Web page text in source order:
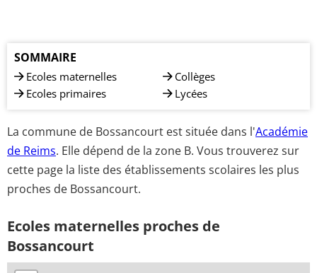
SOMMAIRE
Ecoles maternelles
Ecoles primaires
Collèges
Lycées
La commune de Bossancourt est située dans l'Académie
de Reims. Elle dépend de la zone B. Vous trouverez sur
cette page la liste des établissements scolaires les plus
proches de Bossancourt.
Ecoles maternelles proches de
Bossancourt